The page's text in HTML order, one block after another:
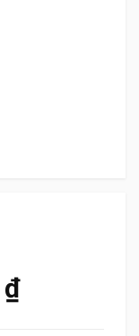
₫Khoảng